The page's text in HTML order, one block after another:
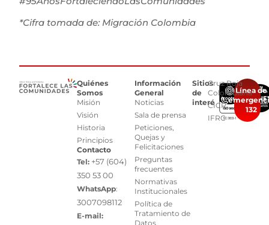
*Cifra tomada de: Migración Colombia
Quiénes
Somos
Misión
Visión
Historia
Principios
Contacto
Tel: +57 (604)
350 53 00
WhatsApp:
3007098112
E-mail:
Información
General
Noticias
Sala de prensa
Peticiones,
Quejas y
Felicitaciones
Preguntas
frecuentes
Normativas
Institucionales
Política de
Tratamiento de
Datos
Sitios
de
interés
Cruz Roja
Colombiana
CICR
IFRC
Línea de
132